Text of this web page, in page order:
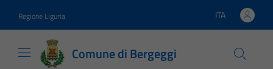
Regione Liguria Lingua attiva:
ITA
Comune di Bergeggi